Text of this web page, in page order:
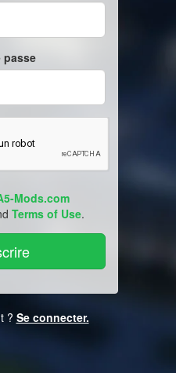
passe
Mods.com
Terms of Use.
? Se connecter.